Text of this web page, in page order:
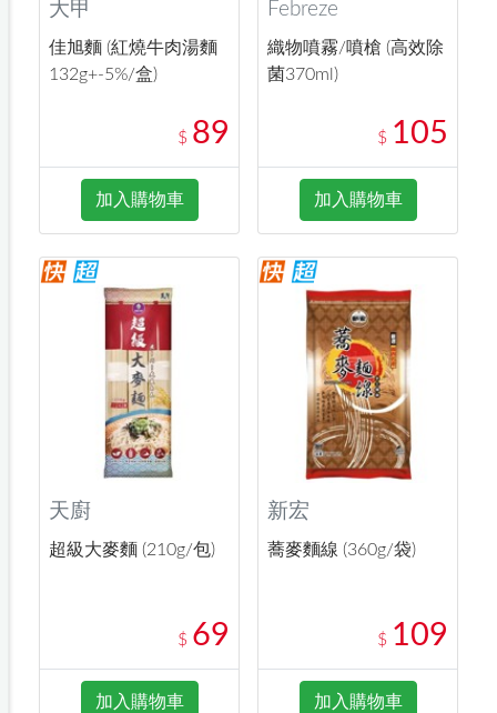
大甲
佳旭麵 (紅燒牛肉湯麵
132g+-5%/盒)
$ 89
加入購物車
Febreze
織物噴霧/噴槍 (高效除
菌370ml)
$ 105
加入購物車
天廚
超級大麥麵 (210g/包)
$ 69
加入購物車
新宏
蕎麥麵線 (360g/袋)
$ 109
加入購物車